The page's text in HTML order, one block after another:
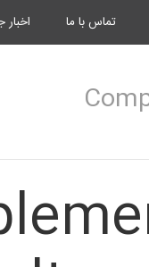
تماس با ما اخبار